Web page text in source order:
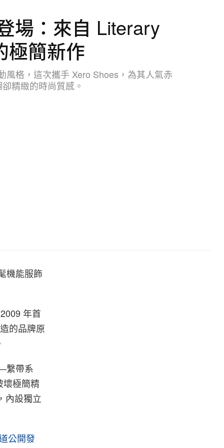
場：來自 Literary
極簡新作
格，這次攜手 Xero Shoes，為其人氣赤
精緻的時尚質感。
機能服飾
年首
的品牌原
繫帶系
壞極簡精
內設獨立
公開發